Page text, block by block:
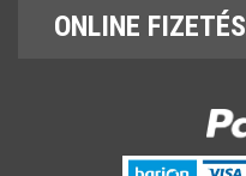
ONLINE FIZETÉS